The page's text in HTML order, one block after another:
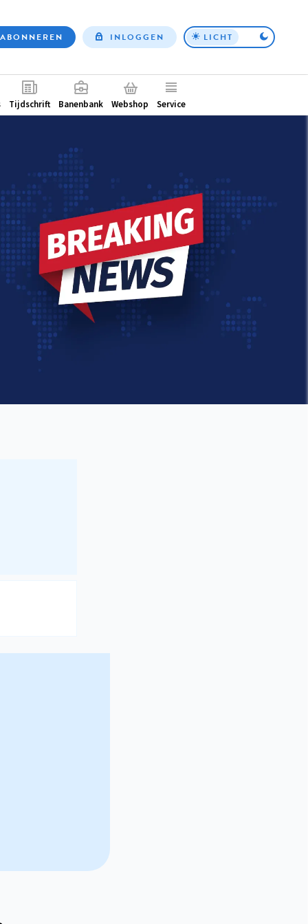
Top
ABONNEREN INLOGGEN LICHT
Tijdschrift Banenbank Webshop Service